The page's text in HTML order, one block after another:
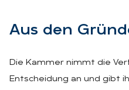
Aus den
Die Kammer nimmt die
Entscheidung an und gibt